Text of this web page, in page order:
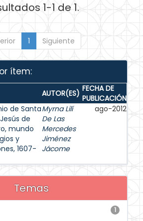
1-1 de 1.
1 Siguiente
ítem:
AUTOR(ES) FECHA DE
PUBLICACIÓN
de Santa
de
mundo
y
1607-
Myrna Lilí
De Las
Mercedes
Jiménez
Jácome
ago-2012
Temas
1